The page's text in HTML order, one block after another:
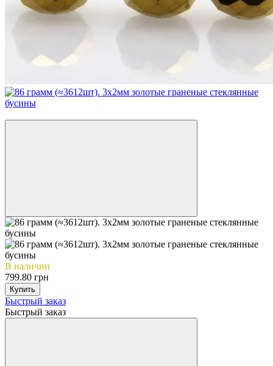
В наличии
799.80 грн
Купить
Быстрый заказ
Быстрый заказ